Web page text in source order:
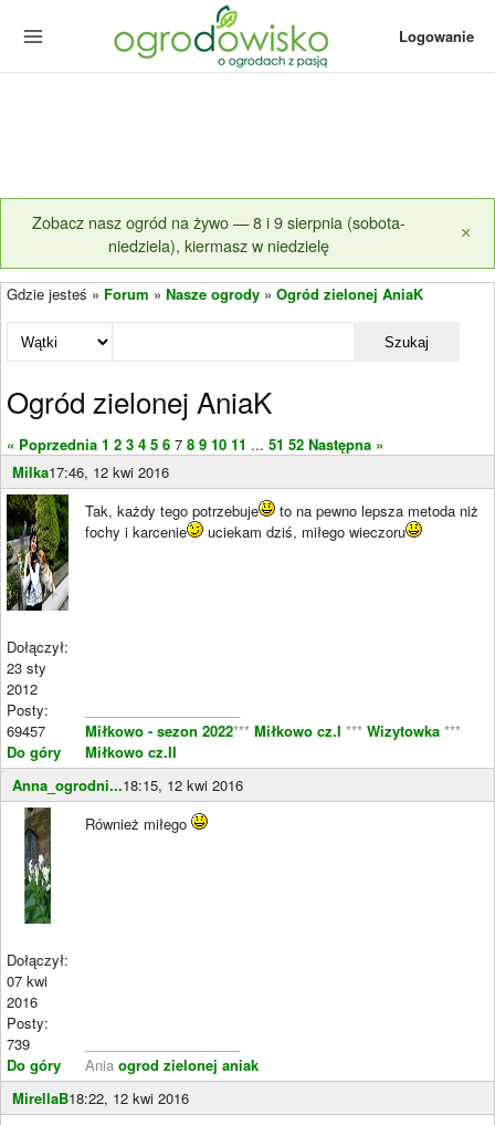
Logowanie
Zobacz nasz ogród na żywo — 8 i 9 sierpnia (sobota-
niedziela), kiermasz w niedzielę
×
Gdzie jesteś » Forum » Nasze ogrody » Ogród zielonej AniaK
Szukaj
Ogród zielonej AniaK
« Poprzednia 1 2 3 4 5 6 7 8 9 10 11 ... 51 52 Następna »
Milka17:46, 12 kwi 2016
Dołączył:
23 sty
2012
Posty:
69457
Do góry
Tak, każdy tego potrzebuje
to na pewno lepsza metoda niż
fochy i karcenie
uciekam dziś, miłego wieczoru
Miłkowo - sezon 2022*** Miłkowo cz.I *** Wizytowka ***
Miłkowo cz.II
Anna_ogrodni...18:15, 12 kwi 2016
Dołączył:
07 kwi
2016
Posty:
739
Do góry
Również miłego
Ania ogrod zielonej aniak
MirellaB18:22, 12 kwi 2016